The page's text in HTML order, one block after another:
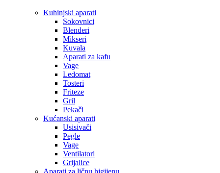
Kuhinjski aparati
Sokovnici
Blenderi
Mikseri
Kuvala
Aparati za kafu
Vage
Ledomat
Tosteri
Friteze
Gril
Pekači
Kućanski aparati
Usisivači
Pegle
Vage
Ventilatori
Grijalice